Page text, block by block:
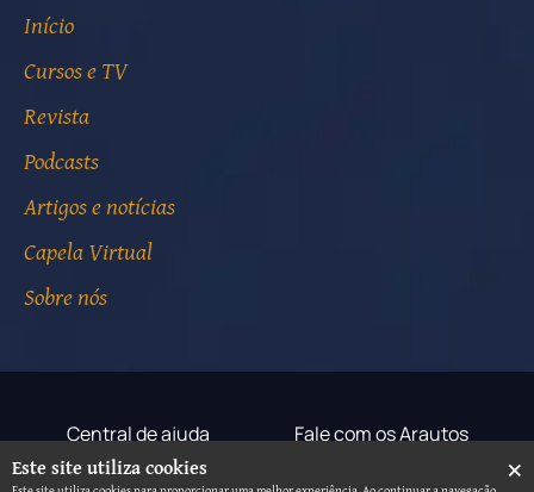
Início
Cursos e TV
Revista
Podcasts
Artigos e notícias
Capela Virtual
Sobre nós
Central de ajuda Fale com os Arautos
Termos de uso
Este site utiliza cookies ×